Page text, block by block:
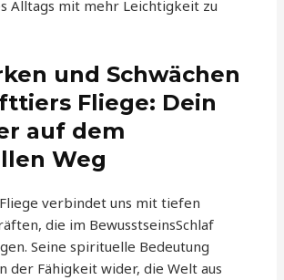
Alltags mit mehr Leichtigkeit zu
und Schwächen
Fliege: Dein
auf dem
Weg
verbindet uns mit tiefen
die im BewusstseinsSchlaf
Seine spirituelle Bedeutung
der Fähigkeit wider, die Welt aus